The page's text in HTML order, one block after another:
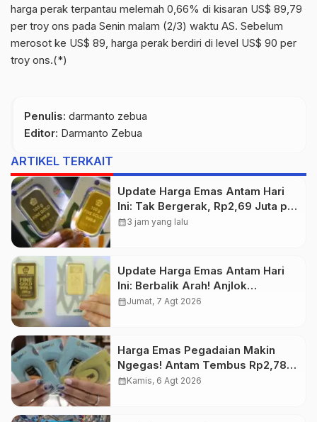
harga perak terpantau melemah 0,66% di kisaran US$ 89,79
per troy ons pada Senin malam (2/3) waktu AS. Sebelum
merosot ke US$ 89, harga perak berdiri di level US$ 90 per
troy ons.(*)
Penulis: darmanto zebua
Editor: Darmanto Zebua
ARTIKEL TERKAIT
Update Harga Emas Antam Hari
Ini: Tak Bergerak, Rp2,69 Juta per
Gram
calendar_month3 jam yang lalu
Update Harga Emas Antam Hari
Ini: Berbalik Arah! Anjlok
Rp29.000
calendar_monthJumat, 7 Agt 2026
Harga Emas Pegadaian Makin
Ngegas! Antam Tembus Rp2,787
Juta per Gram
calendar_monthKamis, 6 Agt 2026